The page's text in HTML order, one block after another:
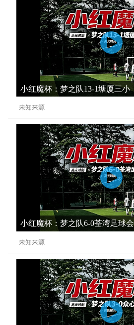
小红魔杯：梦之队13-1塘厦三小
未知来源
小红魔杯：梦之队6-0荃湾足球会
未知来源